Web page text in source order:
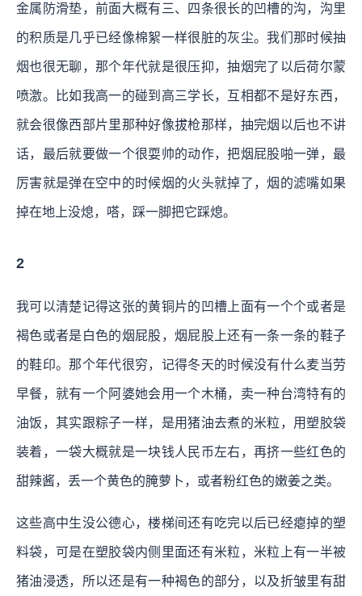
金属防滑垫，前面大概有三、四条很长的凹槽的沟，沟里
的积质是几乎已经像棉絮一样很脏的灰尘。我们那时候抽
烟也很无聊，那个年代就是很压抑，抽烟完了以后荷尔蒙
喷激。比如我高一的碰到高三学长，互相都不是好东西，
就会很像西部片里那种好像拔枪那样，抽完烟以后也不讲
话，最后就要做一个很耍帅的动作，把烟屁股啪一弹，最
厉害就是弹在空中的时候烟的火头就掉了，烟的滤嘴如果
掉在地上没熄，嗒，踩一脚把它踩熄。
2
我可以清楚记得这张的黄铜片的凹槽上面有一个个或者是
褐色或者是白色的烟屁股，烟屁股上还有一条一条的鞋子
的鞋印。那个年代很穷，记得冬天的时候没有什么麦当劳
早餐，就有一个阿婆她会用一个木桶，卖一种台湾特有的
油饭，其实跟粽子一样，是用猪油去煮的米粒，用塑胶袋
装着，一袋大概就是一块钱人民币左右，再挤一些红色的
甜辣酱，丢一个黄色的腌萝卜，或者粉红色的嫩姜之类。
这些高中生没公德心，楼梯间还有吃完以后已经瘪掉的塑
料袋，可是在塑胶袋内侧里面还有米粒，米粒上有一半被
猪油浸透，所以还是有一种褐色的部分，以及折皱里有甜